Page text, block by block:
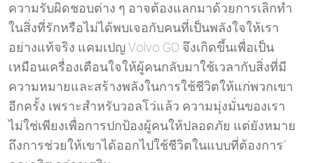
ความรับผิดชอบต่าง ๆ อาจต้องแลกมาด้วยการเลิกทำ
ในสิ่งที่รักหรือไม่ได้พบเจอกับคนที่เป็นพลังใจให้เรา
อย่างแท้จริง แคมเปญ Volvo GO จึงเกิดขึ้นเพื่อเป็น
เหมือนเครื่องเตือนใจให้ผู้คนกลับมาใช้เวลากับสิ่งที่มี
ความหมายและสร้างพลังในการใช้ชีวิตให้แก่พวกเขา
อีกครั้ง เพราะสำหรับวอลโว่แล้ว ความมุ่งมั่นของเรา
ไม่ใช่เพียงเพื่อการปกป้องผู้คนให้ปลอดภัย แต่ยังหมาย
ถึงการช่วยให้เขาได้ออกไปใช้ชีวิตในแบบที่ต้องการ”